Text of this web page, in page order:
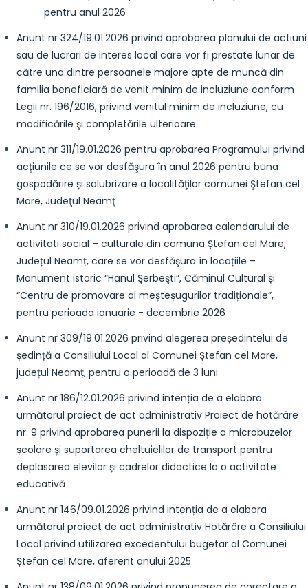
pentru anul 2026
Anunt nr 324/19.01.2026 privind aprobarea planului de actiuni
sau de lucrari de interes local care vor fi prestate lunar de
către una dintre persoanele majore apte de muncă din
familia beneficiară de venit minim de incluziune conform
Legii nr. 196/2016, privind venitul minim de incluziune, cu
modificările şi completările ulterioare
Anunt nr 311/19.01.2026 pentru aprobarea Programului privind
acţiunile ce se vor desfăşura în anul 2026 pentru buna
gospodărire și salubrizare a localităţilor comunei Ştefan cel
Mare, Judeţul Neamţ
Anunt nr 310/19.01.2026 privind aprobarea calendarului de
activitati social – culturale din comuna Ștefan cel Mare,
Județul Neamț, care se vor desfăşura în locațiile –
Monument istoric “Hanul Şerbeşti”, Căminul Cultural și
“Centru de promovare al meșteșugurilor tradiționale”,
pentru perioada ianuarie - decembrie 2026
Anunt nr 309/19.01.2026 privind alegerea președintelui de
ședință a Consiliului Local al Comunei Ștefan cel Mare,
județul Neamț, pentru o perioadă de 3 luni
Anunt nr 186/12.01.2026 privind intenția de a elabora
următorul proiect de act administrativ Proiect de hotărâre
nr. 9 privind aprobarea punerii la dispoziție a microbuzelor
școlare și suportarea cheltuielilor de transport pentru
deplasarea elevilor și cadrelor didactice la o activitate
educativă
Anunt nr 146/09.01.2026 privind intenția de a elabora
următorul proiect de act administrativ Hotărâre a Consiliului
Local privind utilizarea excedentului bugetar al Comunei
Ștefan cel Mare, aferent anului 2025